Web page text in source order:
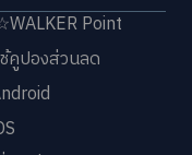
Point
คูปองส่วนลด